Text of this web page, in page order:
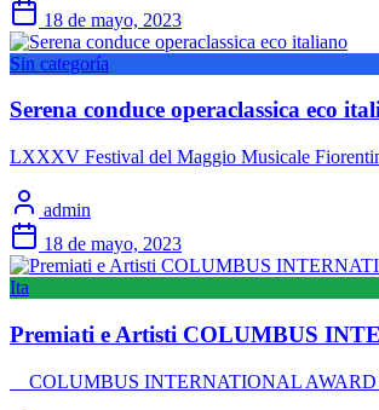
18 de mayo, 2023
Sin categoría
Serena conduce operaclassica eco
LXXXV Festival del Maggio Musicale
admin
18 de mayo, 2023
Ita
Premiati e Artisti COLUMBUS
COLUMBUS INTERNATIONAL AWARD